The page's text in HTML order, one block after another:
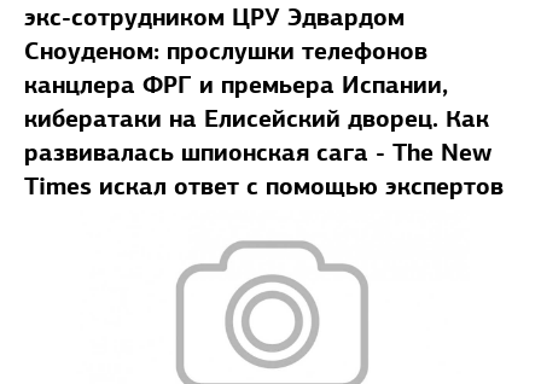
экс-сотрудником ЦРУ Эдвардом
Сноуденом: прослушки телефонов
канцлера ФРГ и премьера Испании,
кибератаки на Елисейский дворец. Как
развивалась шпионская сага - The New
Times искал ответ с помощью экспертов